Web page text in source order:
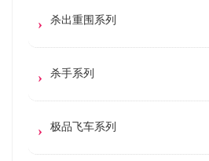
杀出重围系列
杀手系列
极品飞车系列